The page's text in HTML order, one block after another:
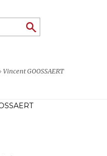
Vincent GOOSSAERT